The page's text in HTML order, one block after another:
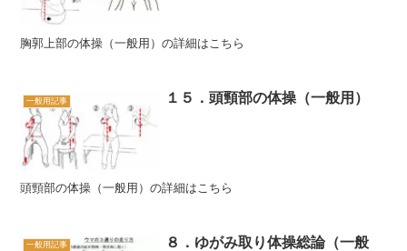
胸郭上部の体操（一般用）の詳細はこちら
一般用記事 １５．頭頸部の体操（一般用）
頭頸部の体操（一般用）の詳細はこちら
一般用記事
８．ゆがみ取り体操総論（一般